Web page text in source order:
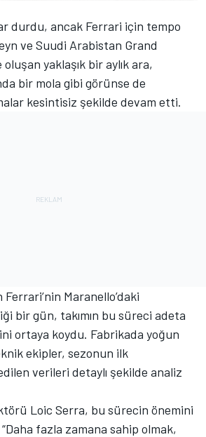
durdu, ancak Ferrari için tempo
ve Suudi Arabistan Grand
yaklaşık bir aylık ara,
bir mola gibi görünse de
kesintisiz şekilde devam etti.
Maranello’daki
bir gün, takımın bu süreci adeta
ortaya koydu. Fabrikada yoğun
ekipler, sezonun ilk
verileri detaylı şekilde analiz
Loic Serra, bu sürecin önemini
fazla zamana sahip olmak,